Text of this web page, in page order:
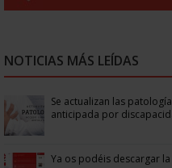
NOTICIAS MÁS LEÍDAS
Se actualizan las
anticipada por
Ya os podéis descargar